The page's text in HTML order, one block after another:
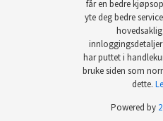
får en bedre
yte deg bedre
har puttet i
bruke siden som
dette.
Powered by